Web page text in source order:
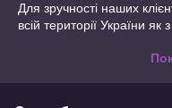
Для зручності наших
всій території України
знижками, відстрочками